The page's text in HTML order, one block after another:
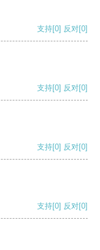
支持[0] 反对[0]
支持[0] 反对[0]
支持[0] 反对[0]
支持[0] 反对[0]